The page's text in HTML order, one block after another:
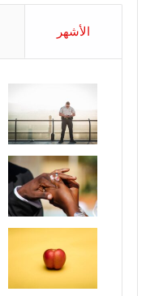
الأشهر